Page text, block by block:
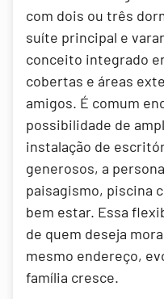
com dois ou três
suíte principal e
conceito integrado
cobertas e áreas
amigos. É comum
possibilidade de
instalação de
generosos, a
paisagismo, piscina
bem estar. Essa
de quem deseja
mesmo endereço,
família cresce.